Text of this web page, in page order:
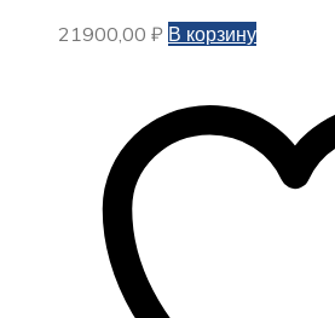
21900,00 ₽ В корзину